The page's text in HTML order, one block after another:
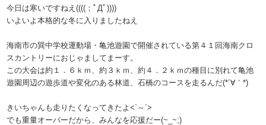
今日は寒いですねえ((((；ﾟДﾟ))))
いよいよ本格的な冬に入りましたねえ
海南市の巽中学校運動場・亀池遊園で開催されている第４１回海南クロ
スカントリーにおじゃましてまーす。
この大会は約１．６ｋｍ、約３ｋｍ、約４．２ｋｍの種目に別れて亀池
遊園周辺の遊歩道や変化のある林道、石橋のコースを走るんだ(*´∀｀*)
きいちゃんも走りたくなってきたよ<`～´>
でも重量オーバーだから、みんなを応援だー(~_~;)